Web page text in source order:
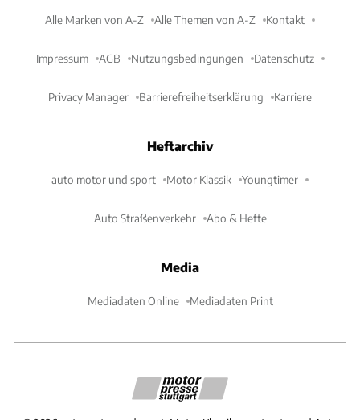
Alle Marken von A-Z Alle Themen von A-Z Kontakt
Impressum AGB Nutzungsbedingungen Datenschutz
Privacy Manager Barrierefreiheitserklärung Karriere
Heftarchiv
auto motor und sport Motor Klassik Youngtimer
Auto Straßenverkehr Abo & Hefte
Media
Mediadaten Online Mediadaten Print